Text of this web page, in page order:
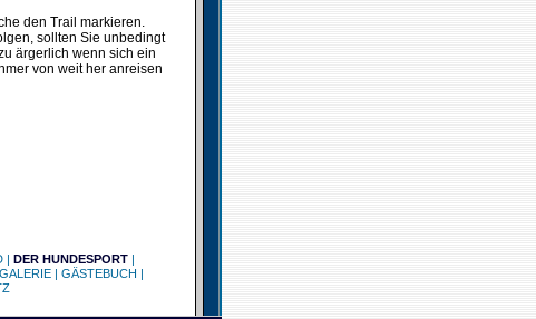
den Trail markieren.
sollten Sie unbedingt
ärgerlich wenn sich ein
von weit her anreisen
| DER HUNDESPORT|
| GÄSTEBUCH |